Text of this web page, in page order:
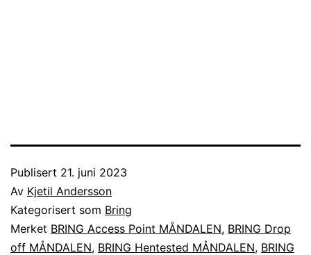
Publisert 21. juni 2023
Av Kjetil Andersson
Kategorisert som Bring
Merket BRING Access Point MÅNDALEN, BRING Drop
off MÅNDALEN, BRING Hentested MÅNDALEN, BRING